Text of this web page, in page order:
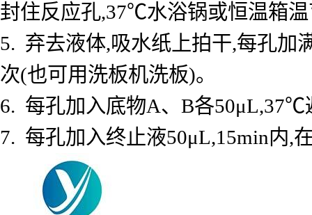
封住反应孔,37℃水浴锅或恒温箱温
5. 弃去液体,吸水纸上拍干,每孔加
次(也可用洗板机洗板)。
6. 每孔加入底物A、B各50μL,37℃
7. 每孔加入终止液50μL,15min内,